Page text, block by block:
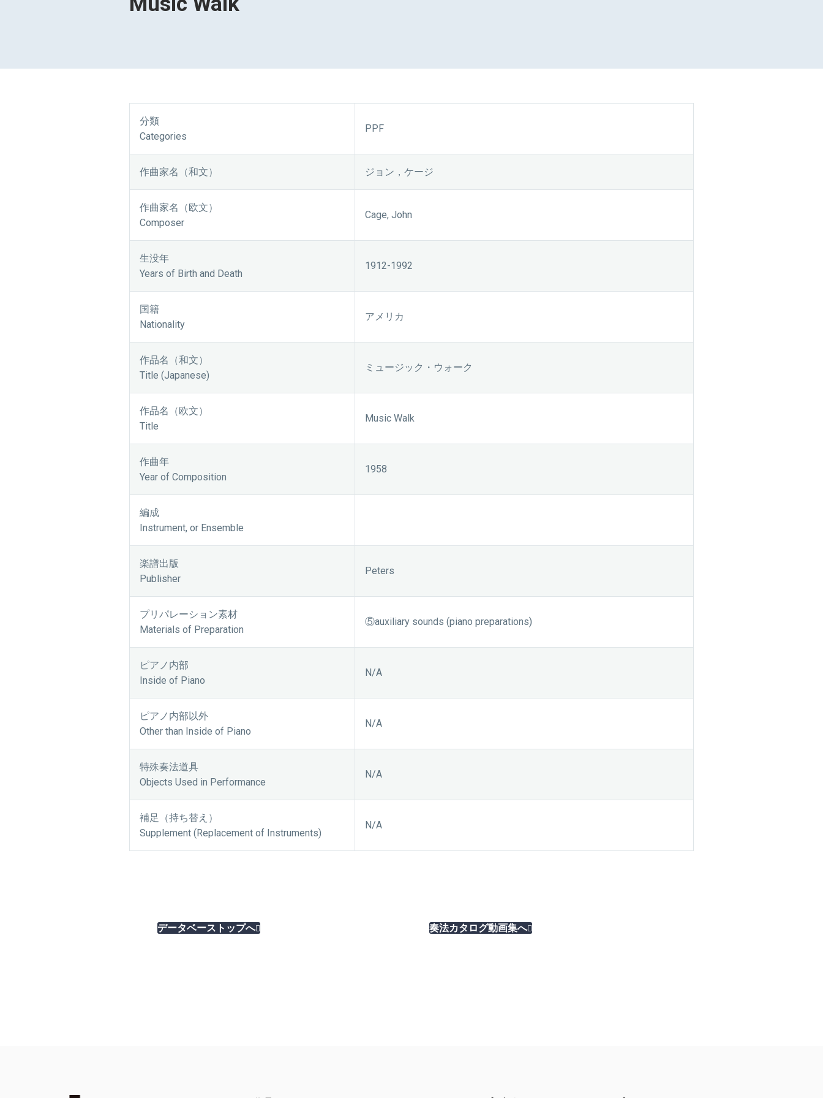
分類
Categories
PPF
作曲家名（和文） ジョン，ケージ
作曲家名（欧文）
Composer
Cage, John
生没年
Years of Birth and Death
1912-1992
国籍
Nationality
アメリカ
作品名（和文）
Title (Japanese)
ミュージック・ウォーク
作品名（欧文）
Title
Music Walk
作曲年
Year of Composition
1958
編成
Instrument, or Ensemble
楽譜出版
Publisher
Peters
プリパレーション素材
Materials of Preparation
⑤auxiliary sounds (piano preparations)
ピアノ内部
Inside of Piano
N/A
ピアノ内部以外
Other than Inside of Piano
N/A
特殊奏法道具
Objects Used in Performance
N/A
補足（持ち替え）
Supplement (Replacement of Instruments)
N/A
データベーストップへ 奏法カタログ動画集へ